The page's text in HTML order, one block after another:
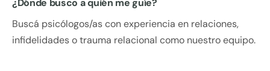
¿Dónde busco a quién me guíe?
Buscá psicólogos/as con experiencia en relaciones,
infidelidades o trauma relacional como nuestro equipo.